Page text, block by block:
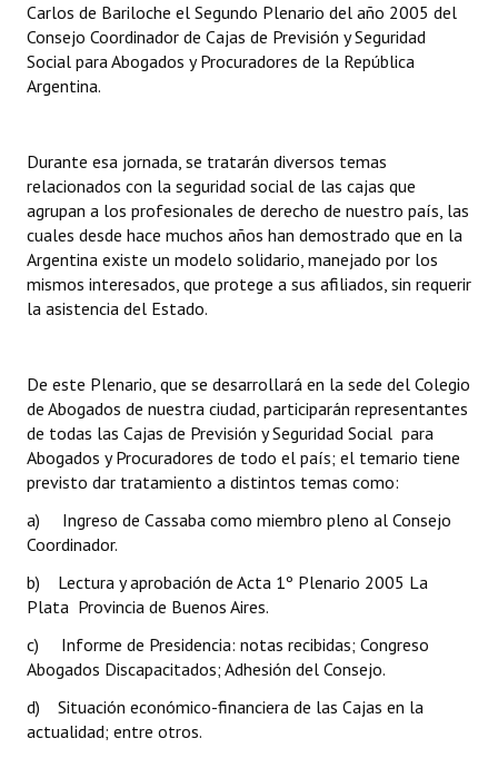
Comunicaciones
Declaraciones
Resoluciones de Presidencia
INSTITUCIONAL
Antiguos Pobladores
Noticias Destacadas
Datos Históricos
Premio al Mérito - Registro
Audiencias Públicas - Registro
Mujeres que Dejaron Huellas - Registro
Periodistas Decanos - Registro
Banca del Vecino - Registro
Huéspedes de Honor - Registro
Carlos de Bariloche el Segundo Plenario del año 2005 del
Consejo Coordinador de Cajas de Previsión y Seguridad
Social para Abogados y Procuradores de la República
Argentina.
Durante esa jornada, se tratarán diversos temas
relacionados con la seguridad social de las cajas que
agrupan a los profesionales de derecho de nuestro país, las
cuales desde hace muchos años han demostrado que en la
Argentina existe un modelo solidario, manejado por los
mismos interesados, que protege a sus afiliados, sin requerir
la asistencia del Estado.
De este Plenario, que se desarrollará en la sede del Colegio
de Abogados de nuestra ciudad, participarán representantes
de todas las Cajas de Previsión y Seguridad Social para
Abogados y Procuradores de todo el país; el temario tiene
previsto dar tratamiento a distintos temas como:
a) Ingreso de Cassaba como miembro pleno al Consejo
Coordinador.
b) Lectura y aprobación de Acta 1º Plenario 2005 La
Plata  Provincia de Buenos Aires.
c) Informe de Presidencia: notas recibidas; Congreso
Abogados Discapacitados; Adhesión del Consejo.
d) Situación económico-financiera de las Cajas en la
actualidad; entre otros.